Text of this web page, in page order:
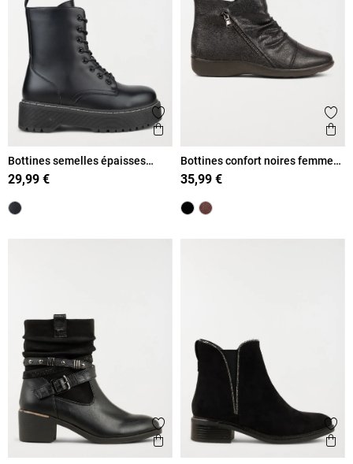
Ajouter aux favoris
Aperçu rapide
Bottines semelles épaisses
femme (36-41)
29,99 €
Bottines confort noires femme
(37-42)
35,99 €
Ajouter aux favoris
Aperçu rapide